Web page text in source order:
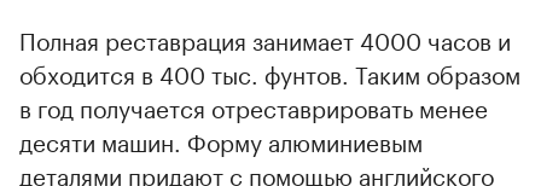
Полная реставрация занимает 4000 часов и
обходится в 400 тыс. фунтов. Таким образом
в год получается отреставрировать менее
десяти машин. Форму алюминиевым
деталями придают с помощью английского